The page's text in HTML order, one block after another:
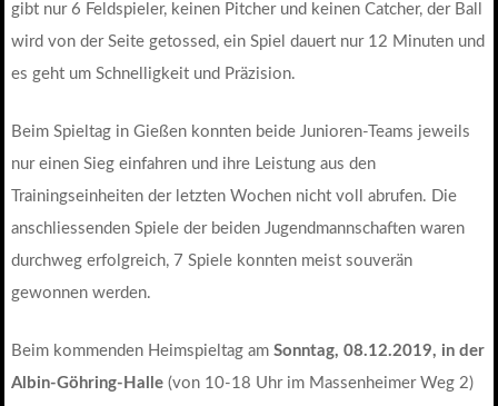
gibt nur 6 Feldspieler, keinen Pitcher und keinen Catcher, der Ball
wird von der Seite getossed, ein Spiel dauert nur 12 Minuten und
es geht um Schnelligkeit und Präzision.
Beim Spieltag in Gießen konnten beide Junioren-Teams jeweils
nur einen Sieg einfahren und ihre Leistung aus den
Trainingseinheiten der letzten Wochen nicht voll abrufen. Die
anschliessenden Spiele der beiden Jugendmannschaften waren
durchweg erfolgreich, 7 Spiele konnten meist souverän
gewonnen werden.
Beim kommenden Heimspieltag amSonntag, 08.12.2019, in der
Albin-Göhring-Halle (von 10-18 Uhr im Massenheimer Weg 2)